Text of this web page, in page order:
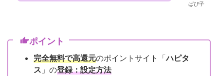
ぱぴ子
ポイント
完全無料で高還元のポイントサイト「ハピタ
ス 」の登録：設定方法